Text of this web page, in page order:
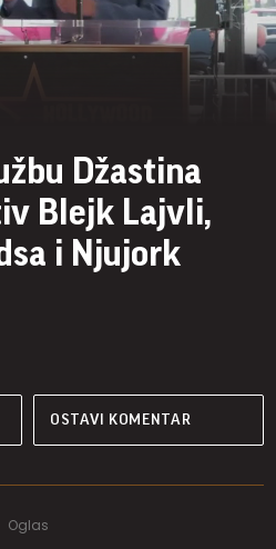
Džastina
Blejk Lajvli,
i Njujork
OSTAVI KOMENTAR